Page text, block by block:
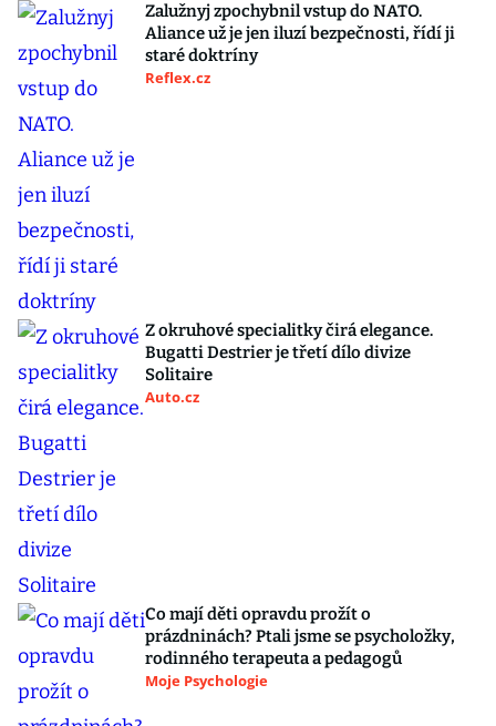
Zalužnyj zpochybnil vstup do NATO.
Aliance už je jen iluzí bezpečnosti, řídí ji
staré doktríny
Reflex.cz
Z okruhové specialitky čirá elegance.
Bugatti Destrier je třetí dílo divize
Solitaire
Auto.cz
Co mají děti opravdu prožít o
prázdninách? Ptali jsme se psycholožky,
rodinného terapeuta a pedagogů
Moje Psychologie